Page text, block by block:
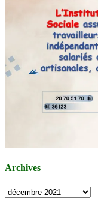
Archives
Archives